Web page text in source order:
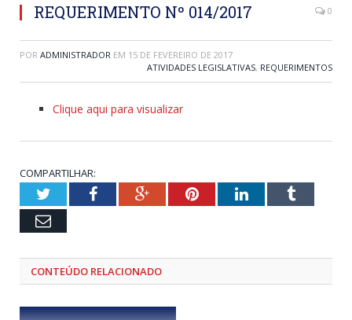
REQUERIMENTO Nº 014/2017 0
POR ADMINISTRADOR EM 15 DE FEVEREIRO DE 2017
ATIVIDADES LEGISLATIVAS, REQUERIMENTOS
Clique aqui para visualizar
COMPARTILHAR:
TwitterFacebookGoogle+PinterestLinkedInTumblr
Email
CONTEÚDO RELACIONADO